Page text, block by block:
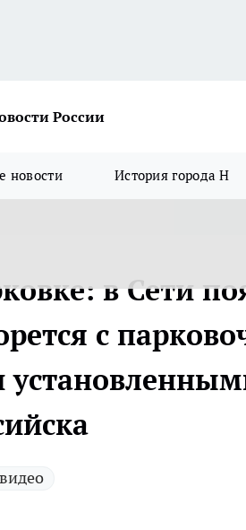
России
новости История города Н
в Сети
с
видео